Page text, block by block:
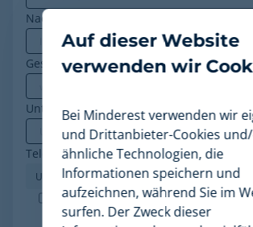
Nachname
Geschäfts-E-Mail*
Unternehmen
Telefon*
Minderest ist ein nach ISO-27001
Unternehmen. Ich akzeptiere die
Auf dieser Website
verwenden wir
Bei Minderest verwenden wir
und Drittanbieter-Cookies
ähnliche Technologien, die
Informationen speichern und
aufzeichnen, während Sie im
surfen. Der Zweck dieser